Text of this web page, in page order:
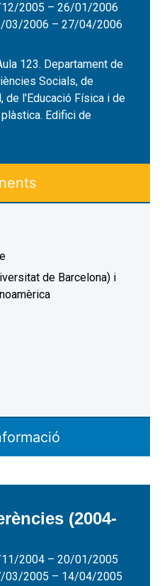
2005 – 26/01/2006
03/2006 – 27/04/2006
123. Departament de
Socials, de
de l'Educació Física i de
Edifici de
de Barcelona) i
(2004-
2004 – 20/01/2005
03/2005 – 14/04/2005